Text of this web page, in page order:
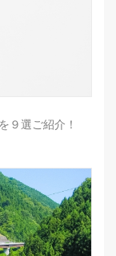
９選ご紹介！